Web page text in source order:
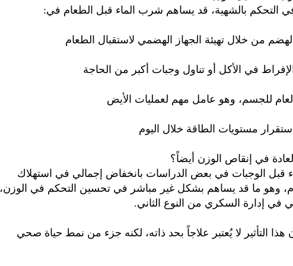
التحكم بالشهية، قد يساهم شرب الماء قبل الطعام في:
من خلال تهيئة الجهاز الهضمي لاستقبال الطعام
في الأكل أو تناول وجبات أكبر من الحاجة
للجسم، وهو عامل مهم لعمليات الأيض
مستويات الطاقة خلال اليوم
في إنقاص الوزن أيضاً؟
قبل الوجبات في بعض الدراسات بانخفاض إجمالي في استهلاك
وهو ما قد يساهم بشكل غير مباشر في تحسين التحكم في الوزن،
إدارة السكري من النوع الثاني.
هذا التأثير لا يُعتبر علاجاً بحد ذاته، لكنه جزء من نمط حياة صحي